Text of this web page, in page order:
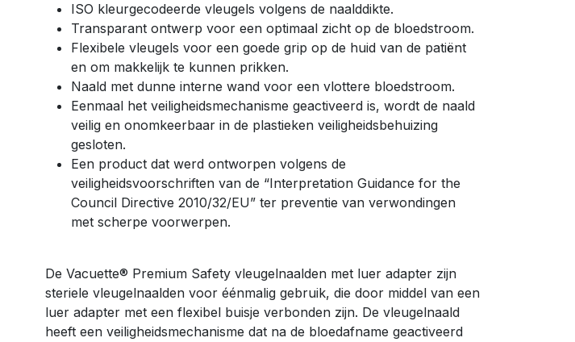
ISO kleurgecodeerde vleugels volgens de naalddikte.
Transparant ontwerp voor een optimaal zicht op de bloedstroom.
Flexibele vleugels voor een goede grip op de huid van de patiënt
en om makkelijk te kunnen prikken.
Naald met dunne interne wand voor een vlottere bloedstroom.
Eenmaal het veiligheidsmechanisme geactiveerd is, wordt de naald
veilig en onomkeerbaar in de plastieken veiligheidsbehuizing
gesloten.
Een product dat werd ontworpen volgens de
veiligheidsvoorschriften van de “Interpretation Guidance for the
Council Directive 2010/32/EU” ter preventie van verwondingen
met scherpe voorwerpen.
De Vacuette® Premium Safety vleugelnaalden met luer adapter zijn
steriele vleugelnaalden voor éénmalig gebruik, die door middel van een
luer adapter met een flexibel buisje verbonden zijn. De vleugelnaald
heeft een veiligheidsmechanisme dat na de bloedafname geactiveerd